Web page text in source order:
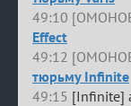
49:10
Effect
49:12
тюрьму Infinite
49:15 [Infinite]